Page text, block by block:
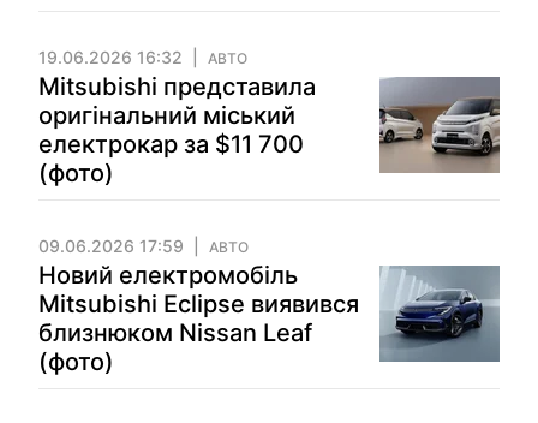
19.06.2026 16:32 АВТО
Mitsubishi представила
оригінальний міський
електрокар за $11 700
(фото)
09.06.2026 17:59 АВТО
Новий електромобіль
Mitsubishi Eclipse виявився
близнюком Nissan Leaf
(фото)